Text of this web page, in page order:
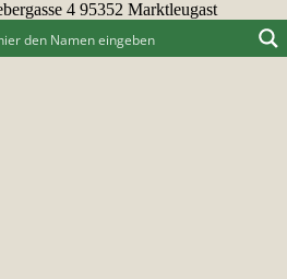
4 95352 Marktleugast